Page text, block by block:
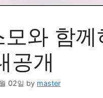
모와 함
공개
02일 by master